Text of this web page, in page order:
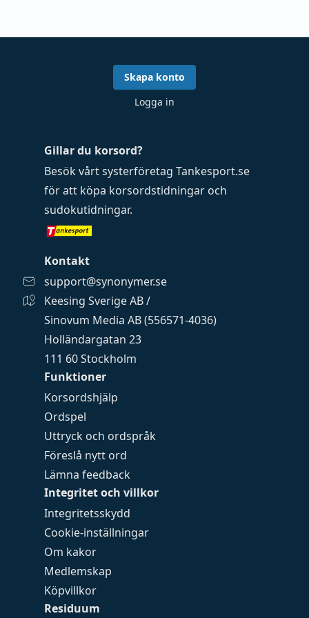
Funktioner
Korsordshjälp
Ordspel
Uttryck och ordspråk
Föreslå nytt ord
Lämna feedback
Integritet och villkor
Integritetsskydd
Cookie-inställningar
Om kakor
Medlemskap
Köpvillkor
Residuum
Gillar du korsord?
Besök vårt systerföretag Tankesport.se
för att köpa korsordstidningar och
sudokutidningar.
Kontakt
support@synonymer.se
Keesing Sverige AB /
Sinovum Media AB (556571-4036)
Holländargatan 23
111 60 Stockholm
Skapa konto
Logga in